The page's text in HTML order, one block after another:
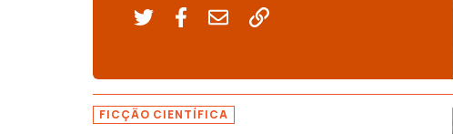
FICÇÃO CIENTÍFICA